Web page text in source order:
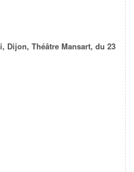
Dijon, Théâtre Mansart, du 23